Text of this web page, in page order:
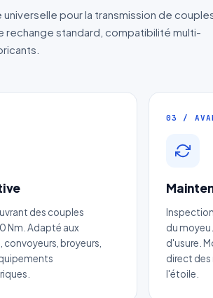
pour la transmission de
standard, compatibilité multi-
des couples
Nm. Adapté aux
broyeurs,
03 /
du
d'usure.
direct des
l'étoile.
rigide à disques
— Sans engagement